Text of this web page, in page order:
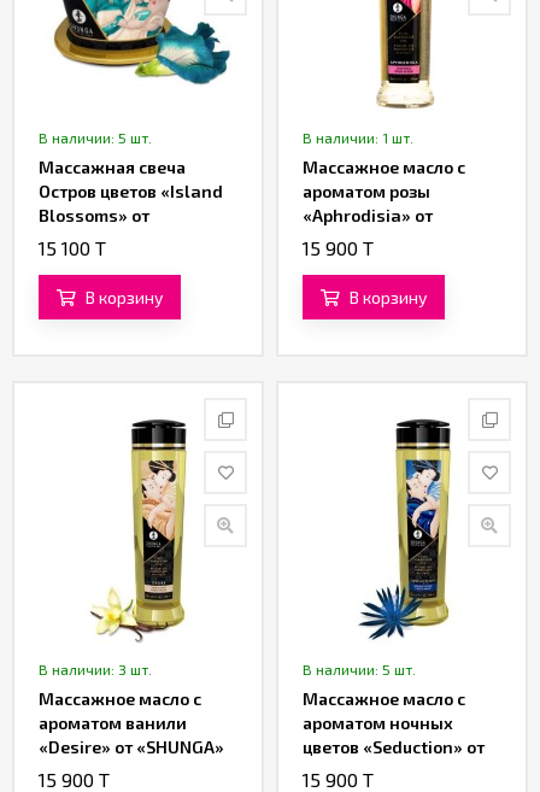
В наличии: 5 шт.
Массажная свеча
Остров цветов «Island
Blossoms» от
«SHUNGA» (170 ML)
15 100 T
В корзину
В наличии: 1 шт.
Массажное масло с
ароматом розы
«Aphrodisia» от
«SHUNGA» (240 ML)
15 900 T
В корзину
В наличии: 3 шт.
Массажное масло с
ароматом ванили
«Desire» от «SHUNGA»
(240 ML)
15 900 T
В наличии: 5 шт.
Массажное масло с
ароматом ночных
цветов «Seduction» от
«SHUNGA» (240 ML)
15 900 T